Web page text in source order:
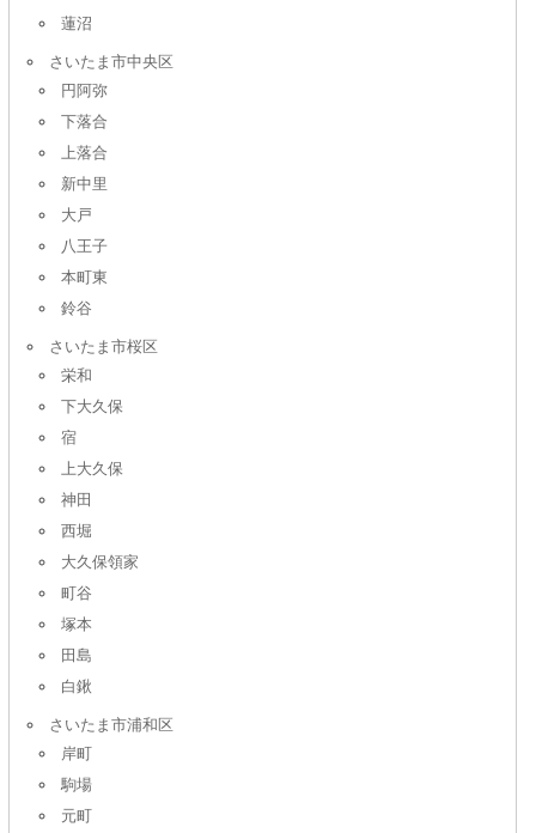
蓮沼
さいたま市中央区
円阿弥
下落合
上落合
新中里
大戸
八王子
本町東
鈴谷
さいたま市桜区
栄和
下大久保
宿
上大久保
神田
西堀
大久保領家
町谷
塚本
田島
白鍬
さいたま市浦和区
岸町
駒場
元町